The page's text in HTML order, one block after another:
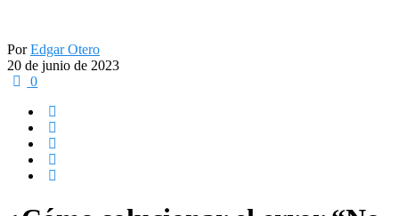
PorEdgar Otero
20 de junio de 2023
0